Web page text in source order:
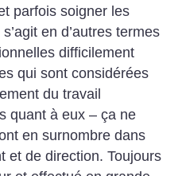
parfois soigner les
en d’autres termes
difficilement
qui sont considérées
du travail
quant à eux – ça ne
en surnombre dans
et de direction. Toujours